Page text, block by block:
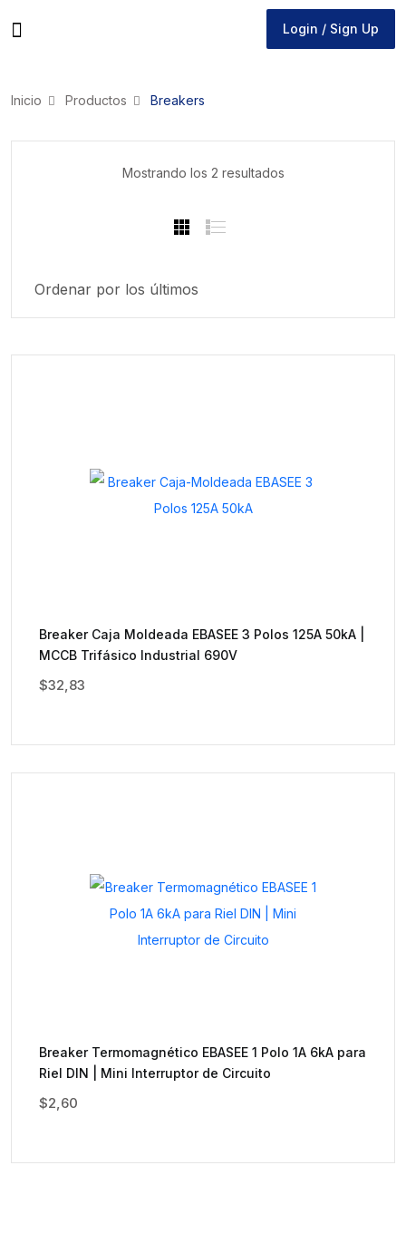
Login / Sign Up
Inicio Productos Breakers
Mostrando los 2 resultadosOrdenado
Breaker Caja Moldeada EBASEE 3 Polos 125A 50kA |
MCCB Trifásico Industrial 690V
$32,83
Breaker Termomagnético EBASEE 1 Polo 1A 6kA para
Riel DIN | Mini Interruptor de Circuito
$2,60